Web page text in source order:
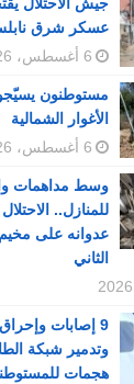
جيش الاحتلال
عسكر شرق
6 أغسطس، 2026
مستوطنون
الأغوار الشمالية
6 أغسطس، 2026
وسط مداهمات
للمنازل..
عدوانه على مخيم
الثاني
وتدمير شبكة
هجمات